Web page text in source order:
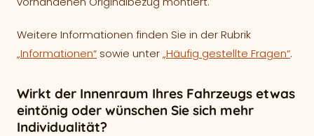
Weitere Informationen finden Sie in der Rubrik
„Informationen“ sowie unter„Häufig gestellte Fragen“.
Wirkt der Innenraum Ihres Fahrzeugs etwas
eintönig oder wünschen Sie sich mehr
Individualität?